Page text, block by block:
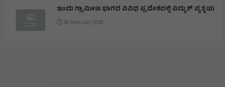
ಇಂದು ಗ್ರಾಮೀಣ ಭಾಗದ ವಿವಿಧ ಪ್ರದೇಶದಲ್ಲಿ ವಿದ್ಯುತ್ ವ್ಯತ್ಯಯ
26 February 2026